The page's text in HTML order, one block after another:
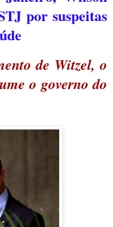
por suspeitas
de Witzel, o
o governo do